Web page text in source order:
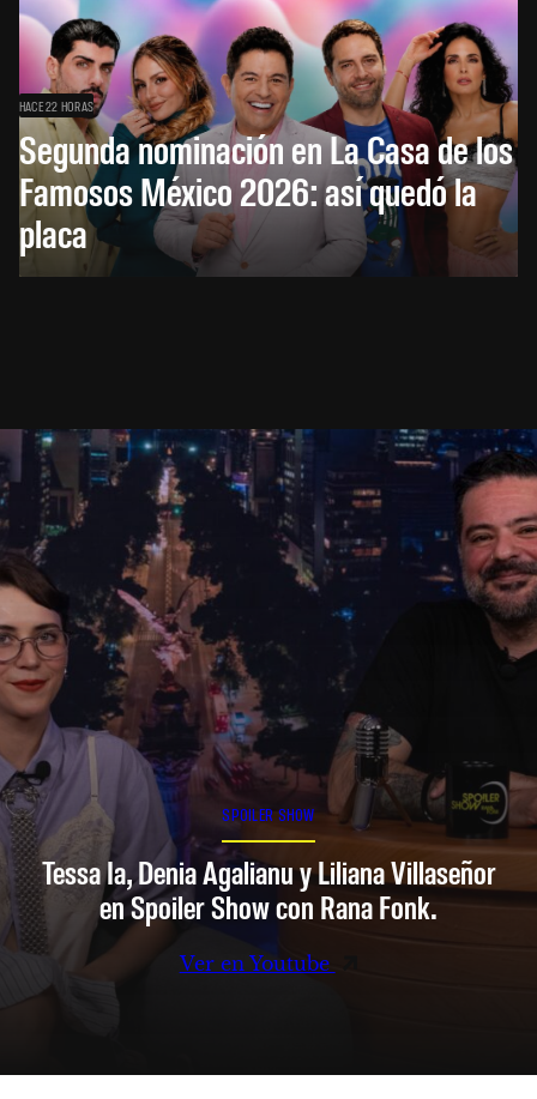
HACE 22 HORAS
Segunda nominación en La Casa de los
Famosos México 2026: así quedó la
placa
SPOILER SHOW
Tessa Ia, Denia Agalianu y Liliana Villaseñor
en Spoiler Show con Rana Fonk.
Ver en Youtube